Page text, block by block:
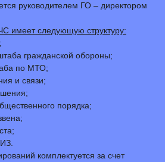
руководителем ГО – директором
имеет следующую структуру:
гражданской обороны;
по МТО;
и связи;
порядка;
комплектуется за счет